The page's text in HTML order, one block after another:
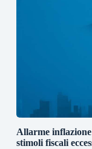
Allarme
stimoli fiscali